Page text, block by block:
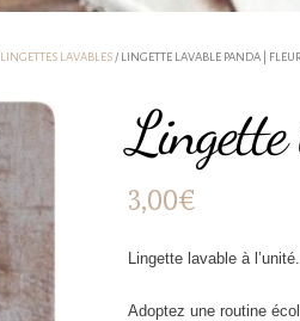
LINGETTES LAVABLES/ LINGETTE LAVABLE PANDA |
3,00€
Lingette lavable à l’unité.
Adoptez une routine